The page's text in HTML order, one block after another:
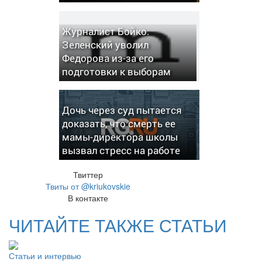
Журналист Бойко:
Зеленский уволил
Федорова из-за его
подготовки к выборам
Дочь через суд пытается
доказать, что смерть ее
мамы-директора школы
вызвал стресс на работе
Твиттер
Твиты от @kriukovskie
В контакте
ЧИТАЙТЕ ТАКЖЕ СТАТЬИ
Статьи и интервью